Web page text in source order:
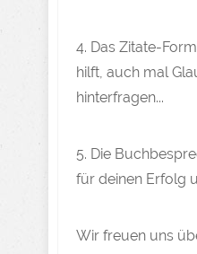
4. Das Zitate-
hilft, auch mal
hinterfragen...
5. Die
für deinen Erfolg
Wir freuen uns